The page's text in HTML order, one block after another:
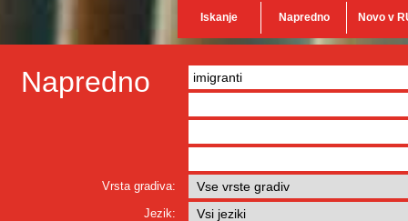
Iskanje Napredno Novo v
Napredno
Vrsta gradiva:
Jezik: